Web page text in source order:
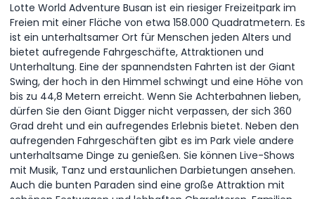
Lotte World Adventure Busan ist ein riesiger Freizeitpark im
Freien mit einer Fläche von etwa 158.000 Quadratmetern. Es
ist ein unterhaltsamer Ort für Menschen jeden Alters und
bietet aufregende Fahrgeschäfte, Attraktionen und
Unterhaltung. Eine der spannendsten Fahrten ist der Giant
Swing, der hoch in den Himmel schwingt und eine Höhe von
bis zu 44,8 Metern erreicht. Wenn Sie Achterbahnen lieben,
dürfen Sie den Giant Digger nicht verpassen, der sich 360
Grad dreht und ein aufregendes Erlebnis bietet. Neben den
aufregenden Fahrgeschäften gibt es im Park viele andere
unterhaltsame Dinge zu genießen. Sie können Live-Shows
mit Musik, Tanz und erstaunlichen Darbietungen ansehen.
Auch die bunten Paraden sind eine große Attraktion mit